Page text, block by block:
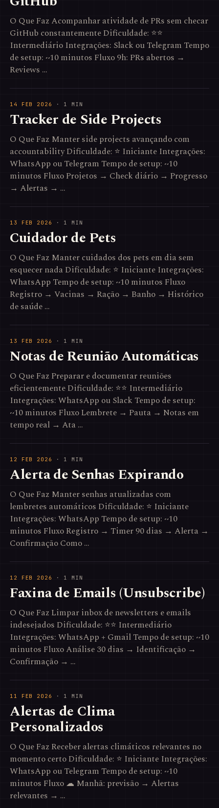
O Que Faz Acompanhar atividade de PRs sem checar
GitHub constantemente Dificuldade: ⭐⭐
Intermediário Integrações: Slack ou Telegram Tempo
de setup: ~10 minutos Fluxo 9h: PRs abertos →
Reviews …
14 FEB 2026 · 1 MIN
Tracker de Side Projects
O Que Faz Manter side projects avançando com
accountability Dificuldade: ⭐ Iniciante Integrações:
WhatsApp ou Telegram Tempo de setup: ~10
minutos Fluxo Projetos → Check diário → Progresso
→ Alertas → …
13 FEB 2026 · 1 MIN
Cuidador de Pets
O Que Faz Manter cuidados dos pets em dia sem
esquecer nada Dificuldade: ⭐ Iniciante Integrações:
WhatsApp Tempo de setup: ~10 minutos Fluxo
Registro → Vacinas → Ração → Banho → Histórico
de saúde …
13 FEB 2026 · 1 MIN
Notas de Reunião Automáticas
O Que Faz Preparar e documentar reuniões
eficientemente Dificuldade: ⭐⭐ Intermediário
Integrações: WhatsApp ou Slack Tempo de setup:
~10 minutos Fluxo Lembrete → Pauta → Notas em
tempo real → Ata …
12 FEB 2026 · 1 MIN
Alerta de Senhas Expirando
O Que Faz Manter senhas atualizadas com
lembretes automáticos Dificuldade: ⭐ Iniciante
Integrações: WhatsApp Tempo de setup: ~10
minutos Fluxo Registro → Timer 90 dias → Alerta →
Confirmação Como …
12 FEB 2026 · 1 MIN
Faxina de Emails (Unsubscribe)
O Que Faz Limpar inbox de newsletters e emails
indesejados Dificuldade: ⭐⭐ Intermediário
Integrações: WhatsApp + Gmail Tempo de setup: ~10
minutos Fluxo Análise 30 dias → Identificação →
Confirmação → …
11 FEB 2026 · 1 MIN
Alertas de Clima
Personalizados
O Que Faz Receber alertas climáticos relevantes no
momento certo Dificuldade: ⭐ Iniciante Integrações:
WhatsApp ou Telegram Tempo de setup: ~10
minutos Fluxo ☁ Manhã: previsão → Alertas
relevantes → …